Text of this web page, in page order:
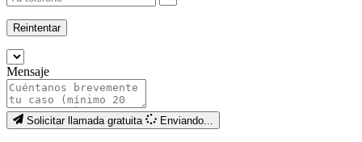
Reintentar
Mensaje
Solicitar llamada gratuita Enviando...